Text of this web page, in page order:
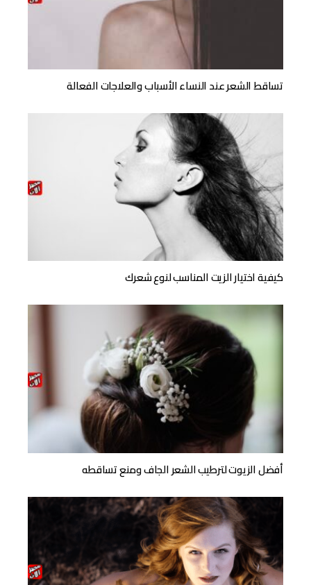
تساقط الشعر عند النساء الأسباب والعلاجات الفعالة
كيفية اختيار الزيت المناسب لنوع شعرك
أفضل الزيوت لترطيب الشعر الجاف ومنع تساقطه